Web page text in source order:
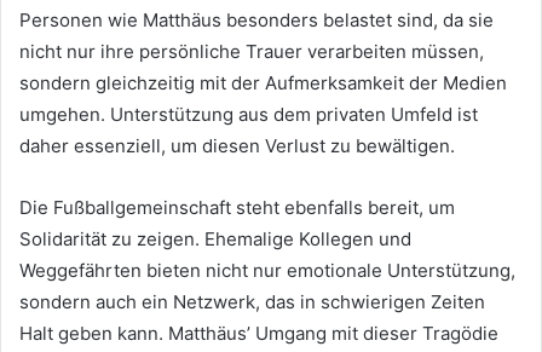
Personen wie Matthäus besonders belastet sind, da sie
nicht nur ihre persönliche Trauer verarbeiten müssen,
sondern gleichzeitig mit der Aufmerksamkeit der Medien
umgehen. Unterstützung aus dem privaten Umfeld ist
daher essenziell, um diesen Verlust zu bewältigen.
Die Fußballgemeinschaft steht ebenfalls bereit, um
Solidarität zu zeigen. Ehemalige Kollegen und
Weggefährten bieten nicht nur emotionale Unterstützung,
sondern auch ein Netzwerk, das in schwierigen Zeiten
Halt geben kann. Matthäus’ Umgang mit dieser Tragödie